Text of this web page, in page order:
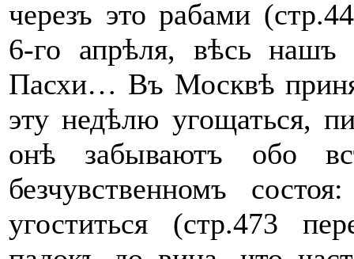
черезъ это рабами
6-го апрѣля, ​вѣсь​ нашъ
Пасхи… Въ Москвѣ
эту недѣлю угощаться,
онѣ​ забываютъ обо
безчувственномъ
угоститься (стр.473